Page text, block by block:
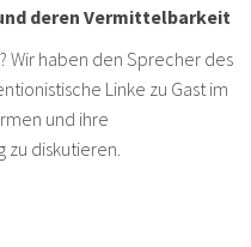
deren Vermittelbarkeit
Wir haben den Sprecher des
Linke zu Gast im
und ihre
diskutieren.